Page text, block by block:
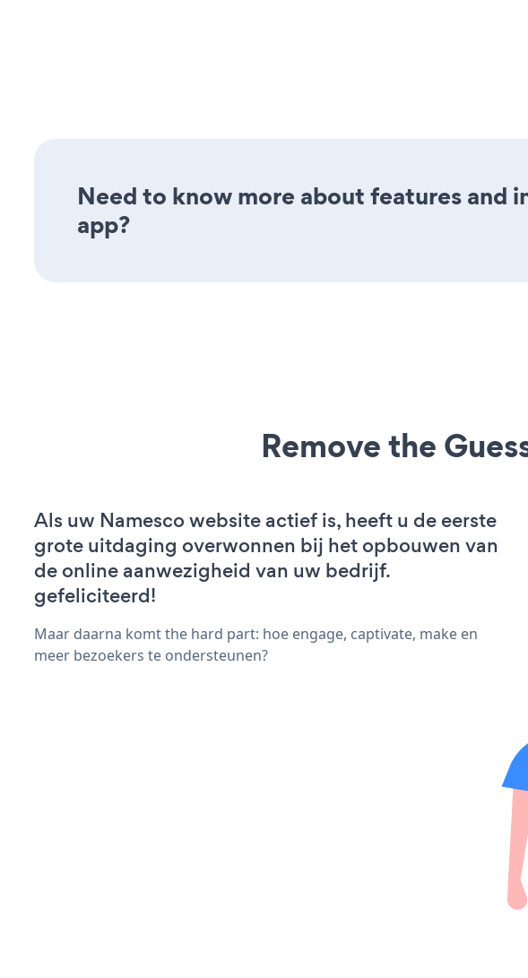
Need to know more about features and
app?
Remove the
Als uw Namesco website actief is, heeft u de eerste
grote uitdaging overwonnen bij het opbouwen van
de online aanwezigheid van uw bedrijf.
gefeliciteerd!
Maar daarna komt the hard part: hoe engage, captivate, make en
meer bezoekers te ondersteunen?